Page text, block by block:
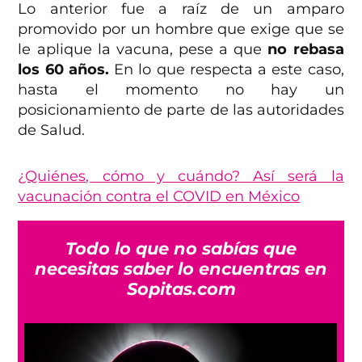
Lo anterior fue a raíz de un amparo
promovido por un hombre que exige que se
le aplique la vacuna, pese a que no rebasa
los 60 años. En lo que respecta a este caso,
hasta el momento no hay un
posicionamiento de parte de las autoridades
de Salud.
¿Quiénes, cómo y cuándo? Así será la
vacunación contra el COVID en México
Todo lo que no sabías que
necesitas saber lo encuentras en
Sopitas.com